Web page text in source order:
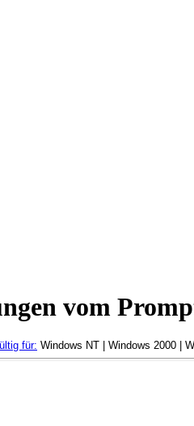
vom
für: Windows NT | Windows 2000 |